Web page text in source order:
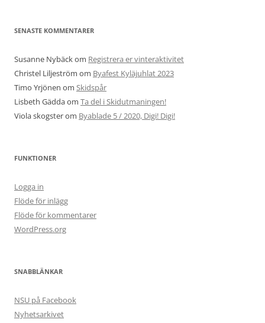
SENASTE KOMMENTARER
Susanne Nybäckom Registrera er vinteraktivitet
Christel Liljeström om Byafest Kyläjuhlat 2023
Timo Yrjönen om Skidspår
Lisbeth Gäddaom Ta del i Skidutmaningen!
Viola skogsterom Byablade 5 / 2020, Digi! Digi!
FUNKTIONER
Logga in
Flöde för inlägg
Flöde för kommentarer
WordPress.org
SNABBLÄNKAR
NSU på Facebook
Nyhetsarkivet